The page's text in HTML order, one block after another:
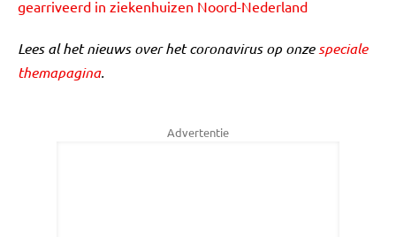
gearriveerd in ziekenhuizen Noord-Nederland
Lees al het nieuws over het coronavirus op onze speciale
themapagina.
Advertentie